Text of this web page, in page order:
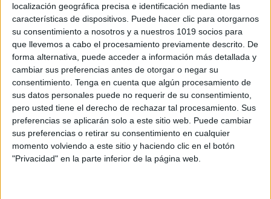
localización geográfica precisa e identificación mediante las
características de dispositivos. Puede hacer clic para otorgarnos
su consentimiento a nosotros y a nuestros 1019 socios para
que llevemos a cabo el procesamiento previamente descrito. De
forma alternativa, puede acceder a información más detallada y
cambiar sus preferencias antes de otorgar o negar su
consentimiento. Tenga en cuenta que algún procesamiento de
sus datos personales puede no requerir de su consentimiento,
pero usted tiene el derecho de rechazar tal procesamiento. Sus
preferencias se aplicarán solo a este sitio web. Puede cambiar
sus preferencias o retirar su consentimiento en cualquier
momento volviendo a este sitio y haciendo clic en el botón
"Privacidad" en la parte inferior de la página web.
Bonito Minilibrito navideño
Publicado el 24 diciembre, 2025
🎄 Bonito minilibrito navideño para trabajar en el aula
Hoy compartimos un recurso ideal para estos últimos
días antes de las vacaciones: un minilibrito navideño
pensado para trabajar de forma […]
SEGUIR LEYENDO